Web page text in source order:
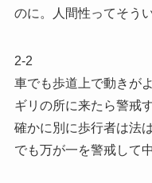
のに。人間性ってそう
2-2
車でも歩道上で動きが
ギリの所に来たら警戒
確かに別に歩行者は法
でも万が一を警戒して